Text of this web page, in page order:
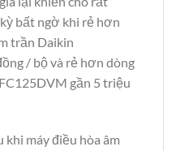
bất ngờ khi rẻ hơn
trần Daikin
/ bộ và rẻ hơn dòng
gần 5 triệu
máy điều hòa âm